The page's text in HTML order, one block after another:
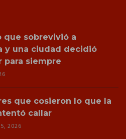
que sobrevivió a
y una ciudad decidió
para siempre
que cosieron lo que la
callar
2026